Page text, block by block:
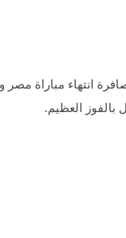
بالفوز العظيم.